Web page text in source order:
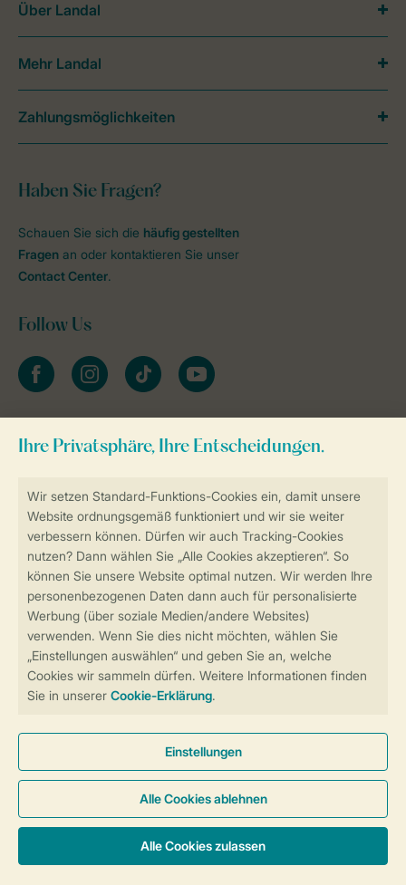
Weitere Informationen und Einstellungen
Sicher und schnell zur Online-Buchung
Sichere Datenübertragung
Sicheres Bezahlen
Haben Sie Fragen?
Schauen Sie sich die häufig gestellten
Fragen an oder kontaktieren Sie unser
Contact Center.
Follow Us
facebookinstagramtiktok youtube
Zum Newsletter anmelden
Über Landal
Mehr Landal
Zahlungsmöglichkeiten